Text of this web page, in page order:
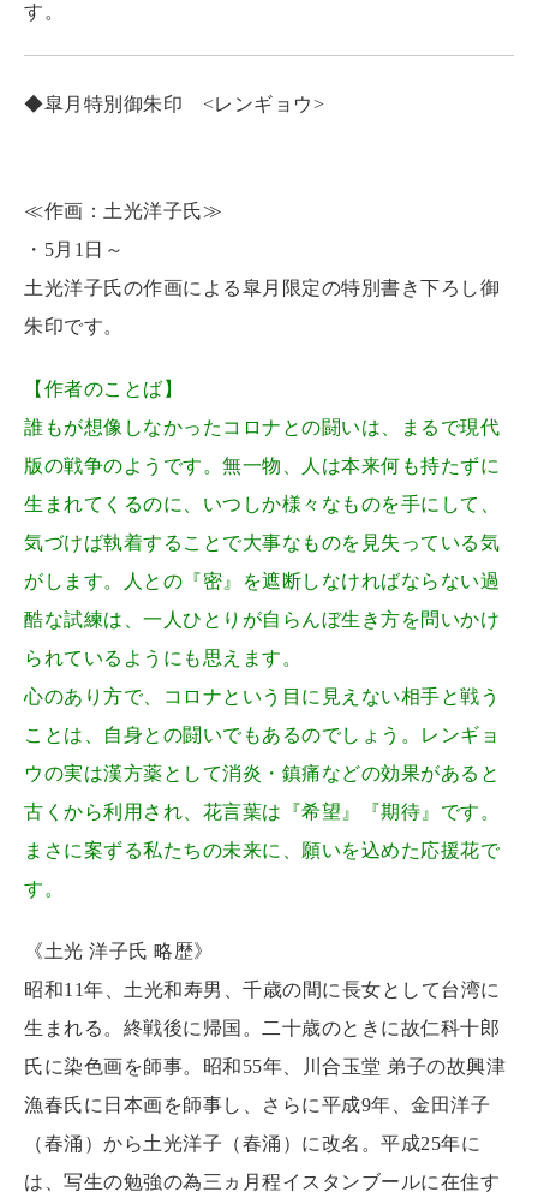
す。
◆皐月特別御朱印 <レンギョウ>
≪作画：土光洋子氏≫
・5月1日～
土光洋子氏の作画による皐月限定の特別書き下ろし御
朱印です。
【作者のことば】
誰もが想像しなかったコロナとの闘いは、まるで現代
版の戦争のようです。無一物、人は本来何も持たずに
生まれてくるのに、いつしか様々なものを手にして、
気づけば執着することで大事なものを見失っている気
がします。人との『密』を遮断しなければならない過
酷な試練は、一人ひとりが自らんぼ生き方を問いかけ
られているようにも思えます。
心のあり方で、コロナという目に見えない相手と戦う
ことは、自身との闘いでもあるのでしょう。レンギョ
ウの実は漢方薬として消炎・鎮痛などの効果があると
古くから利用され、花言葉は『希望』『期待』です。
まさに案ずる私たちの未来に、願いを込めた応援花で
す。
《土光 洋子氏 略歴》
昭和11年、土光和寿男、千歳の間に長女として台湾に
生まれる。終戦後に帰国。二十歳のときに故仁科十郎
氏に染色画を師事。昭和55年、川合玉堂 弟子の故興津
漁春氏に日本画を師事し、さらに平成9年、金田洋子
（春涌）から土光洋子（春涌）に改名。平成25年に
は、写生の勉強の為三ヵ月程イスタンブールに在住す